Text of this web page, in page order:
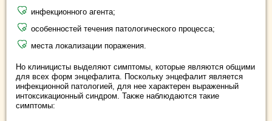
инфекционного агента;
особенностей течения патологического процесса;
места локализации поражения.
Но клиницисты выделяют симптомы, которые являются общими
для всех форм энцефалита. Поскольку энцефалит является
инфекционной патологией, для нее характерен выраженный
интоксикационный синдром. Также наблюдаются такие
симптомы: